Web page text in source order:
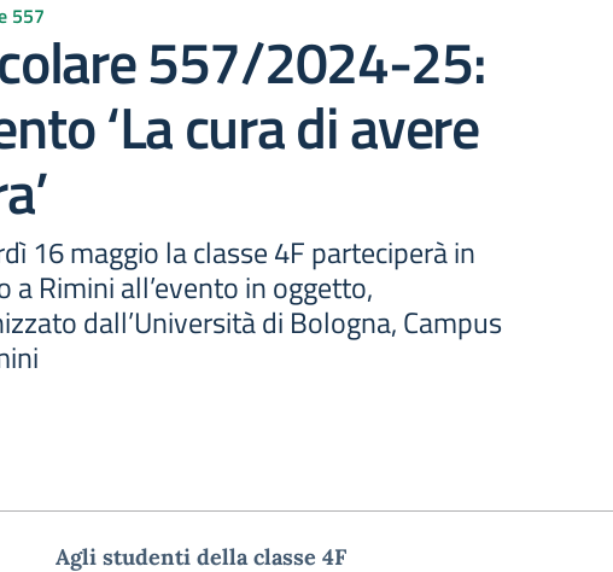
557
557/2024-25:
‘La cura di avere
16 maggio la classe 4F parteciperà in
a Rimini all’evento in oggetto,
dall’Università di Bologna, Campus
Agli studenti della classe 4F